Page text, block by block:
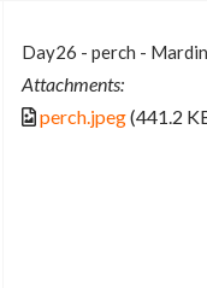
Day26 - perch -
Attachments:
perch.jpeg(441.2